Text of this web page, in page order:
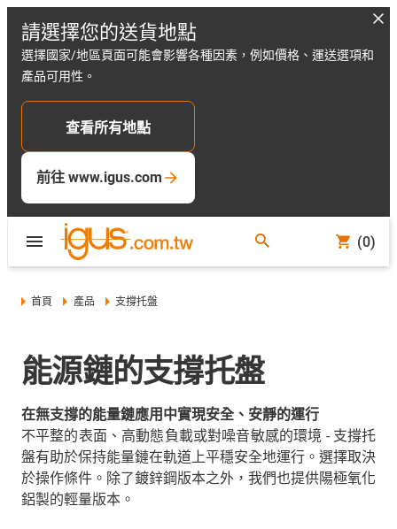
請選擇您的送貨地點
選擇國家/地區頁面可能會影響各種因素，例如價格、運送選項和
產品可用性。
查看所有地點
前往 www.igus.com
(0)
首頁 產品 支撐托盤
能源鏈的支撐托盤
在無支撐的能量鏈應用中實現安全、安靜的運行
不平整的表面、高動態負載或對噪音敏感的環境 - 支撐托
盤有助於保持能量鏈在軌道上平穩安全地運行。選擇取決
於操作條件。除了鍍鋅鋼版本之外，我們也提供陽極氧化
鋁製的輕量版本。